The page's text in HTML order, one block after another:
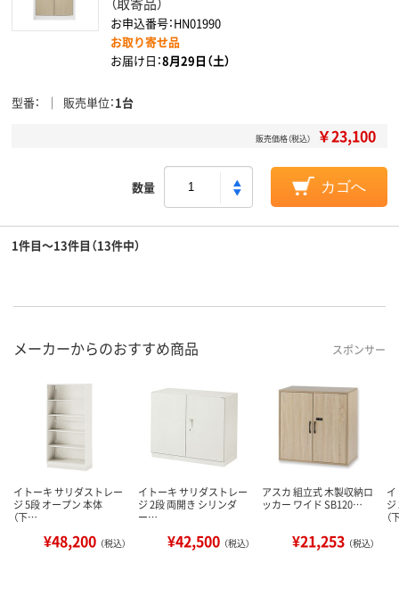
お申込番号：HN01990
お取り寄せ品
お届け日：8月29日（土）
型番 販売単位 1台
販売価格（税込） ￥23,100
数量 カゴへ
1件目～13件目（13件中）
メーカーからのおすすめ商品 スポンサー
イトーキ サリダストレー
ジ 5段 オープン 本体
（下…
¥48,200 （税込）
イトーキ サリダストレー
ジ 2段 両開き シリンダ
ー…
¥42,500 （税込）
アスカ 組立式 木製収納ロ
ッカー ワイド SB120…
¥21,253 （税込）